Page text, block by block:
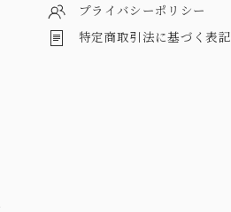
プライバシーポリシー
特定商取引法に基づく表記